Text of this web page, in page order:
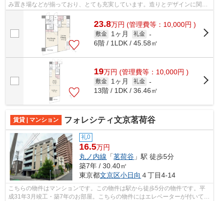
み置き場などが揃っており、とても充実しています。造りとデザインに関し
て、自信をもって情報を提供できるマ...
23.8万円 (管理費等：10,000円 )
敷金 1ヶ月 礼金 -
6階 / 1LDK / 45.58㎡
19万円 (管理費等：10,000円 )
敷金 1ヶ月 礼金 -
13階 / 1DK / 36.46㎡
賃貸 | マンション フォレシティ文京茗荷谷
礼0
16.5万円
丸ノ内線 「茗荷谷 」駅 徒歩5分
築7年 / 30.40㎡
東京都文京区小日向 ４丁目4-14
こちらの物件はマンションです。この物件は駅から徒歩5分の物件です。平
成31年3月竣工・築7年のお部屋。こちらの物件にはエレベーターが付いてい